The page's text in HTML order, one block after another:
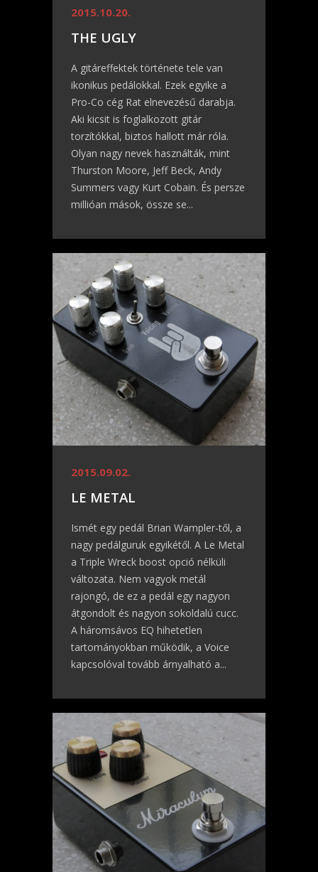
2015.10.20.
THE UGLY
A gitáreffektek története tele van
ikonikus pedálokkal. Ezek egyike a
Pro-Co cég Rat elnevezésű darabja.
Aki kicsit is foglalkozott gitár
torzítókkal, biztos hallott már róla.
Olyan nagy nevek használták, mint
Thurston Moore, Jeff Beck, Andy
Summers vagy Kurt Cobain. És persze
millióan mások, össze se...
2015.09.02.
LE METAL
Ismét egy pedál Brian Wampler-től, a
nagy pedálguruk egyikétől. A Le Metal
a Triple Wreck boost opció nélküli
változata. Nem vagyok metál
rajongó, de ez a pedál egy nagyon
átgondolt és nagyon sokoldalú cucc.
A háromsávos EQ hihetetlen
tartományokban működik, a Voice
kapcsolóval tovább árnyalható a...